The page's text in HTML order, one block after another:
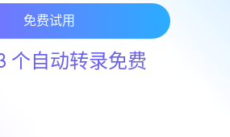
免费试用
个自动转录免费